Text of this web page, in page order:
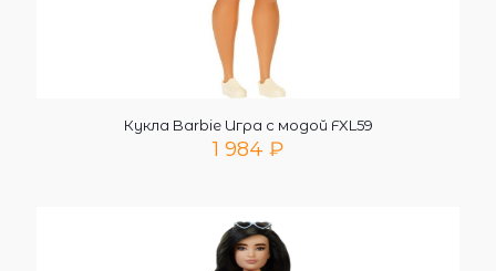
Кукла Barbie Игра с модой FXL59
1 984 ₽